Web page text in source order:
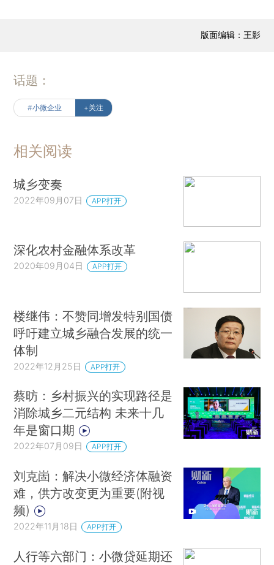
版面编辑：王影
话题：
#小微企业 +关注
相关阅读
城乡变奏
2022年09月07日 APP打开
深化农村金融体系改革
2020年09月04日 APP打开
楼继伟：不赞同增发特别国债
呼吁建立城乡融合发展的统一
体制
2022年12月25日 APP打开
蔡昉：乡村振兴的实现路径是
消除城乡二元结构 未来十几
年是窗口期
2022年07月09日 APP打开
刘克崮：解决小微经济体融资
难，供方改变更为重要(附视
频)
2022年11月18日 APP打开
人行等六部门：小微贷延期还